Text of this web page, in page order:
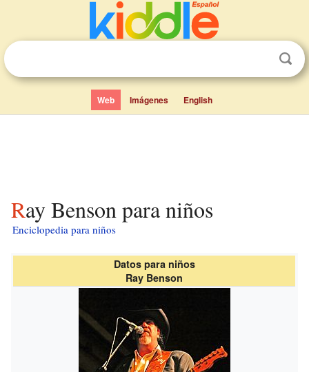
Web Imágenes English
Ray Benson para niños
Enciclopedia para niños
Datos para niños
Ray Benson